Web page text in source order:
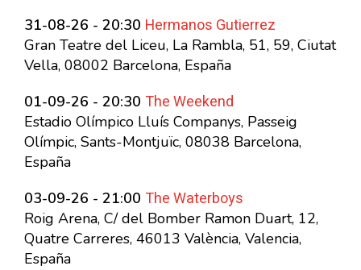
31-08-26 - 20:30 Hermanos Gutierrez
Gran Teatre del Liceu, La Rambla, 51, 59, Ciutat
Vella, 08002 Barcelona, España
01-09-26 - 20:30 The Weekend
Estadio Olímpico Lluís Companys, Passeig
Olímpic, Sants-Montjuïc, 08038 Barcelona,
España
03-09-26 - 21:00 The Waterboys
Roig Arena, C/ del Bomber Ramon Duart, 12,
Quatre Carreres, 46013 València, Valencia,
España